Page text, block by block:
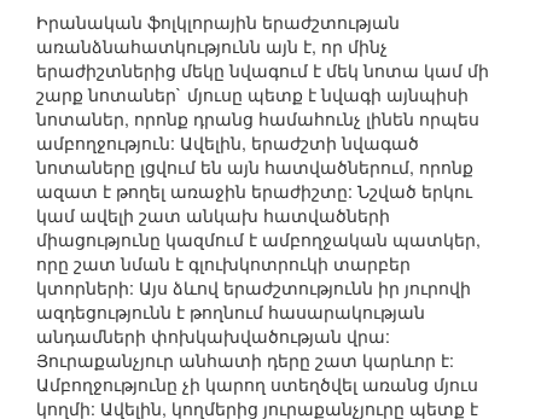
Իրանական ֆոլկլորային երաժշտության
առանձնահատկությունն այն է, որ մինչ
երաժիշտներից մեկը նվագում է մեկ նոտա կամ մի
շարք նոտաներ` մյուսը պետք է նվագի այնպիսի
նոտաներ, որոնք դրանց համահունչ լինեն որպես
ամբողջություն: Ավելին, երաժշտի նվագած
նոտաները լցվում են այն հատվածներում, որոնք
ազատ է թողել առաջին երաժիշտը: Նշված երկու
կամ ավելի շատ անկախ հատվածների
միացությունը կազմում է ամբողջական պատկեր,
որը շատ նման է գլուխկոտրուկի տարբեր
կտորների: Այս ձևով երաժշտությունն իր յուրովի
ազդեցությունն է թողնում հասարակության
անդամների փոխկախվածության վրա:
Յուրաքանչյուր անհատի դերը շատ կարևոր է:
Ամբողջությունը չի կարող ստեղծվել առանց մյուս
կողմի: Ավելին, կողմերից յուրաքանչյուրը պետք է